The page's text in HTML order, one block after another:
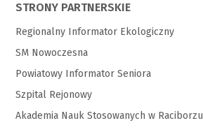
STRONY PARTNERSKIE
Regionalny Informator Ekologiczny
SM Nowoczesna
Powiatowy Informator Seniora
Szpital Rejonowy
Akademia Nauk Stosowanych w Raciborzu